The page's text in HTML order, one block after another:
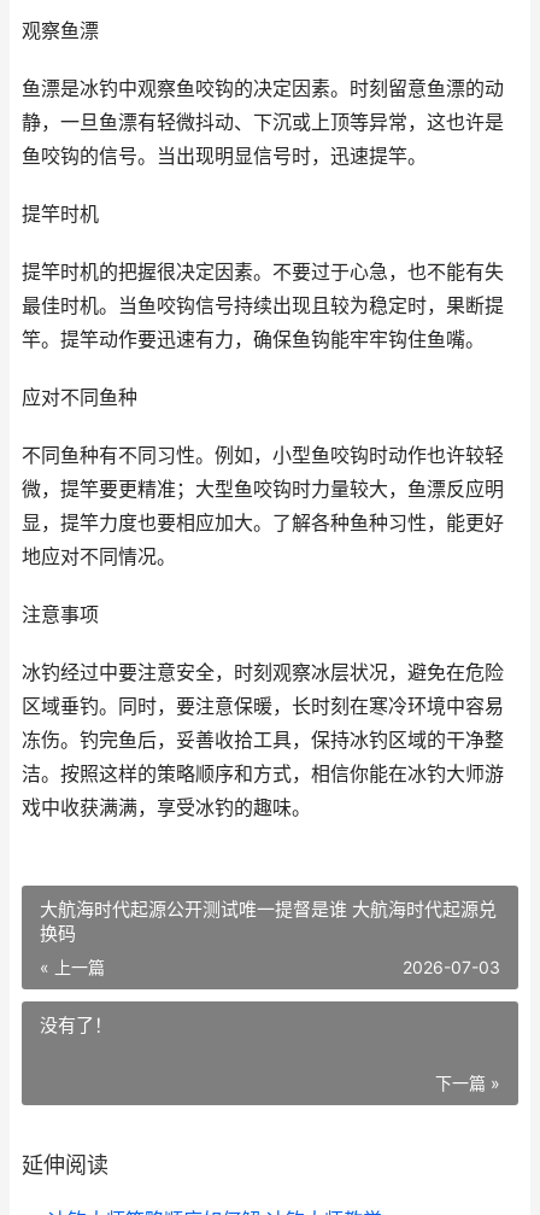
观察鱼漂
鱼漂是冰钓中观察鱼咬钩的决定因素。时刻留意鱼漂的动
静，一旦鱼漂有轻微抖动、下沉或上顶等异常，这也许是
鱼咬钩的信号。当出现明显信号时，迅速提竿。
提竿时机
提竿时机的把握很决定因素。不要过于心急，也不能有失
最佳时机。当鱼咬钩信号持续出现且较为稳定时，果断提
竿。提竿动作要迅速有力，确保鱼钩能牢牢钩住鱼嘴。
应对不同鱼种
不同鱼种有不同习性。例如，小型鱼咬钩时动作也许较轻
微，提竿要更精准；大型鱼咬钩时力量较大，鱼漂反应明
显，提竿力度也要相应加大。了解各种鱼种习性，能更好
地应对不同情况。
注意事项
冰钓经过中要注意安全，时刻观察冰层状况，避免在危险
区域垂钓。同时，要注意保暖，长时刻在寒冷环境中容易
冻伤。钓完鱼后，妥善收拾工具，保持冰钓区域的干净整
洁。按照这样的策略顺序和方式，相信你能在冰钓大师游
戏中收获满满，享受冰钓的趣味。
大航海时代起源公开测试唯一提督是谁 大航海时代起源兑
换码
« 上一篇 2026-07-03
没有了！
下一篇 »
延伸阅读